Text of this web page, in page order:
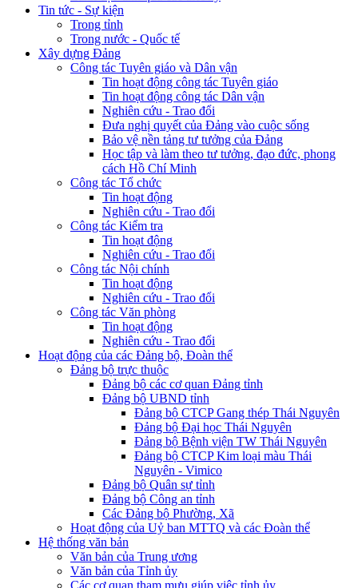
Tin tức - Sự kiện
Trong tỉnh
Trong nước - Quốc tế
Xây dựng Đảng
Công tác Tuyên giáo và Dân vận
Tin hoạt động công tác Tuyên giáo
Tin hoạt động công tác Dân vận
Nghiên cứu - Trao đổi
Đưa nghị quyết của Đảng vào cuộc sống
Bảo vệ nền tảng tư tưởng của Đảng
Học tập và làm theo tư tưởng, đạo đức, phong
cách Hồ Chí Minh
Công tác Tổ chức
Tin hoạt động
Nghiên cứu - Trao đổi
Công tác Kiểm tra
Tin hoạt động
Nghiên cứu - Trao đổi
Công tác Nội chính
Tin hoạt động
Nghiên cứu - Trao đổi
Công tác Văn phòng
Tin hoạt động
Nghiên cứu - Trao đổi
Hoạt động của các Đảng bộ, Đoàn thể
Đảng bộ trực thuộc
Đảng bộ các cơ quan Đảng tỉnh
Đảng bộ UBND tỉnh
Đảng bộ CTCP Gang thép Thái Nguyên
Đảng bộ Đại học Thái Nguyên
Đảng bộ Bệnh viện TW Thái Nguyên
Đảng bộ CTCP Kim loại màu Thái
Nguyên - Vimico
Đảng bộ Quân sự tỉnh
Đảng bộ Công an tỉnh
Các Đảng bộ Phường, Xã
Hoạt động của Uỷ ban MTTQ và các Đoàn thể
Hệ thống văn bản
Văn bản của Trung ương
Văn bản của Tỉnh ủy
Các cơ quan tham mưu giúp việc tỉnh ủy